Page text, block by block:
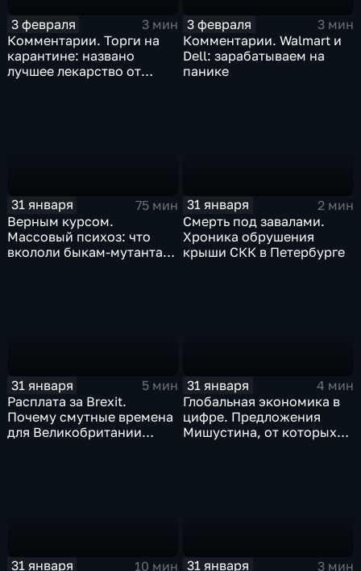
3 февраля
3 мин
Комментарии. Торги на
карантине: названо
лучшее лекарство от
3 февраля
3 мин
Комментарии. Walmart и
Dell: зарабатываем на
панике
31 января
75 мин
Верным курсом.
Массовый психоз: что
вкололи быкам-мутантам,
31 января
2 мин
Смерть под завалами.
Хроника обрушения
крыши СКК в Петербурге
31 января
5 мин
Расплата за Brexit.
Почему смутные времена
для Великобритании
31 января
4 мин
Глобальная экономика в
цифре. Предложения
Мишустина, от которых
31 января
10 мин
31 января
3 мин